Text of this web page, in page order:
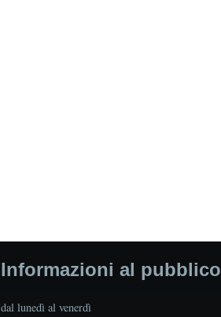
Informazioni al pubblico
dal lunedì al venerdì